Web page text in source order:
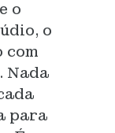
o
o
com
. Nada
para